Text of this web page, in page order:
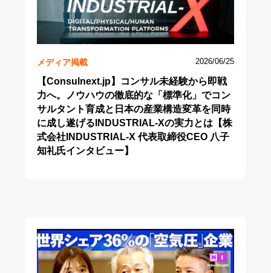
メディア掲載 2026/06/25
【Consulnext.jp】コンサル未経験から即戦
力へ。ノウハウの徹底的な「標準化」でコン
サルタント育成と日本の産業構造変革を同時
に成し遂げるINDUSTRIAL-Xの実力とは【株
式会社INDUSTRIAL-X 代表取締役CEO 八子
知礼氏インタビュー】